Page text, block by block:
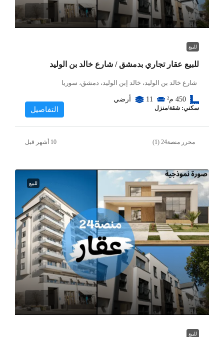
للبيع
للبيع عقار تجاري بدمشق / شارع خالد بن الوليد
شارع خالد بن الوليد، خالد إبن الوليد، دمشق، سوريا
450 م² 11 أرضي
سكني: شقة/منزل التفاصيل
محرر منصة24 (1)
للبيع
للبيع